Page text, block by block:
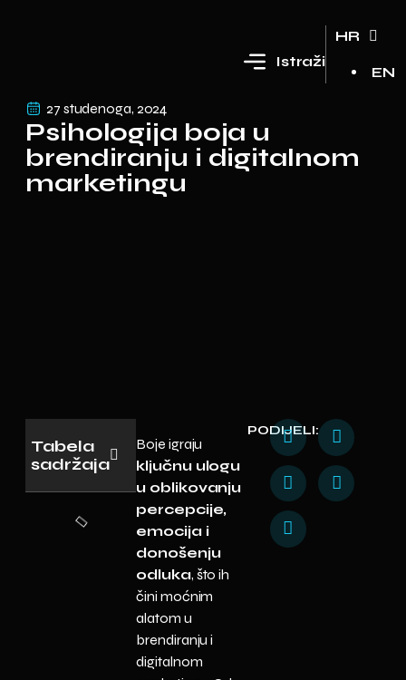
Istraži
HR
EN
27 studenoga, 2024
Psihologija boja u
brendiranju i digitalnom
marketingu
Tabela
sadržaja
Boje igraju
ključnu ulogu
u oblikovanju
percepcije,
emocija i
donošenju
odluka, što ih
čini moćnim
alatom u
brendiranju i
digitalnom
PODIJELI: